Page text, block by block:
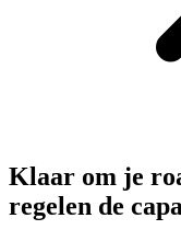
Klaar om je
regelen de